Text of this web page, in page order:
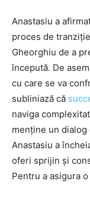
Anastasiu a
proces de
Gheorghiu de a
începută. De
cu care se va
subliniază că
naviga
menține un
Anastasiu a
oferi sprijin și
Pentru a asigura